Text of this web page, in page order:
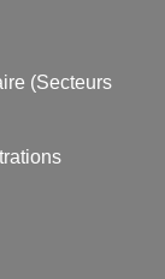
(Secteurs